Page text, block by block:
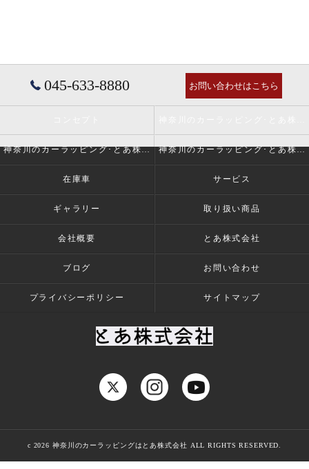
045-633-8880 お問い合わせはこちら
神奈川のカーラッピング･とあ株式会社の評判 神奈川のカーラッピング･とあ株式会社のお客様の声
在庫車 サービス
ギャラリー 取り扱い商品
会社概要 とあ株式会社
ブログ お問い合わせ
プライバシーポリシー サイトマップ
c 2026 神奈川のカーラッピングはとあ株式会社 ALL RIGHTS RESERVED.